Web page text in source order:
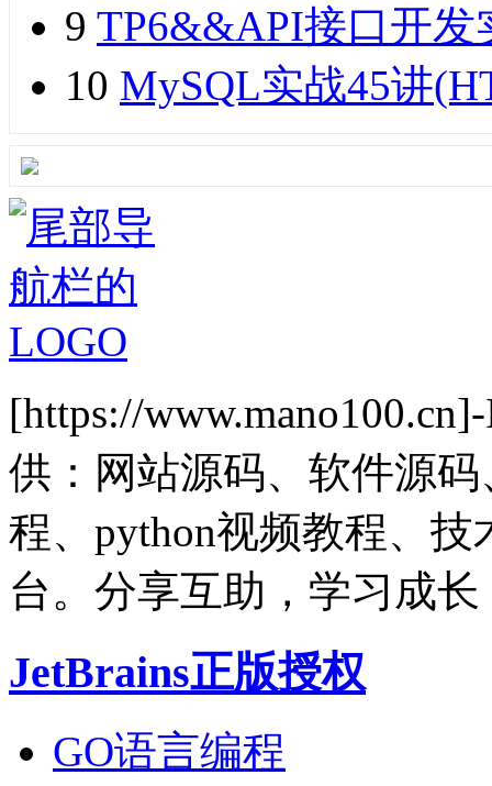
9 TP6&&API接口开发
10 MySQL实战45讲
[https://
供：网站源码、软件源
程、python视频教程、
台。分享互助，学习成长
JetBrains正版授权
GO语言编程